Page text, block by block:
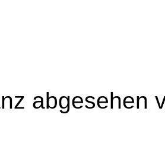
abgesehen